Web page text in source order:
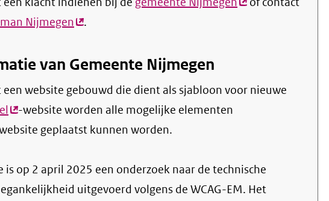
Nijmegen(externe
.
van Gemeente Nijmegen
website gebouwd die dient als sjabloon voor nieuwe
(externe
link)
-website worden alle mogelijke elementen
geplaatst kunnen worden.
op 2 april 2025 een onderzoek naar de technische
uitgevoerd volgens de WCAG-EM. Het